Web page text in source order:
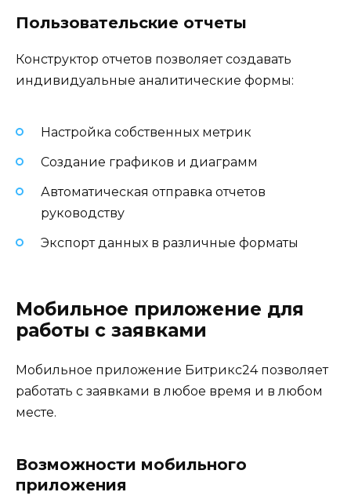
Пользовательские отчеты
Конструктор отчетов позволяет создавать
индивидуальные аналитические формы:
Настройка собственных метрик
Создание графиков и диаграмм
Автоматическая отправка отчетов
руководству
Экспорт данных в различные форматы
Мобильное приложение для
работы с заявками
Мобильное приложение Битрикс24 позволяет
работать с заявками в любое время и в любом
месте.
Возможности мобильного
приложения